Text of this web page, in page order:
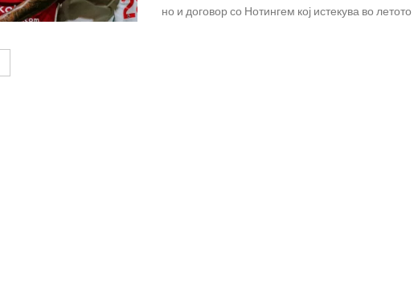
но и договор со Нотингем кој истекува во летото